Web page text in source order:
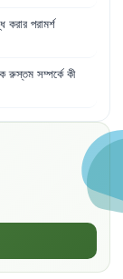
করার পরামর্শ
রুস্তম সম্পর্কে কী